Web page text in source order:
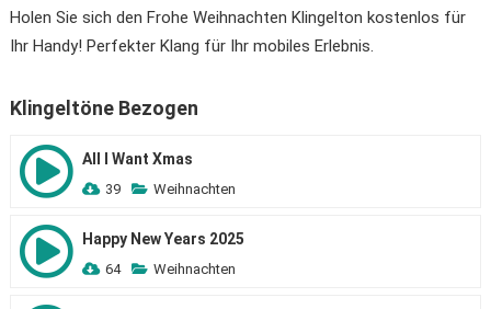
Holen Sie sich den Frohe Weihnachten Klingelton kostenlos für
Ihr Handy! Perfekter Klang für Ihr mobiles Erlebnis.
Klingeltöne Bezogen
All I Want Xmas
39 Weihnachten
Happy New Years 2025
64 Weihnachten